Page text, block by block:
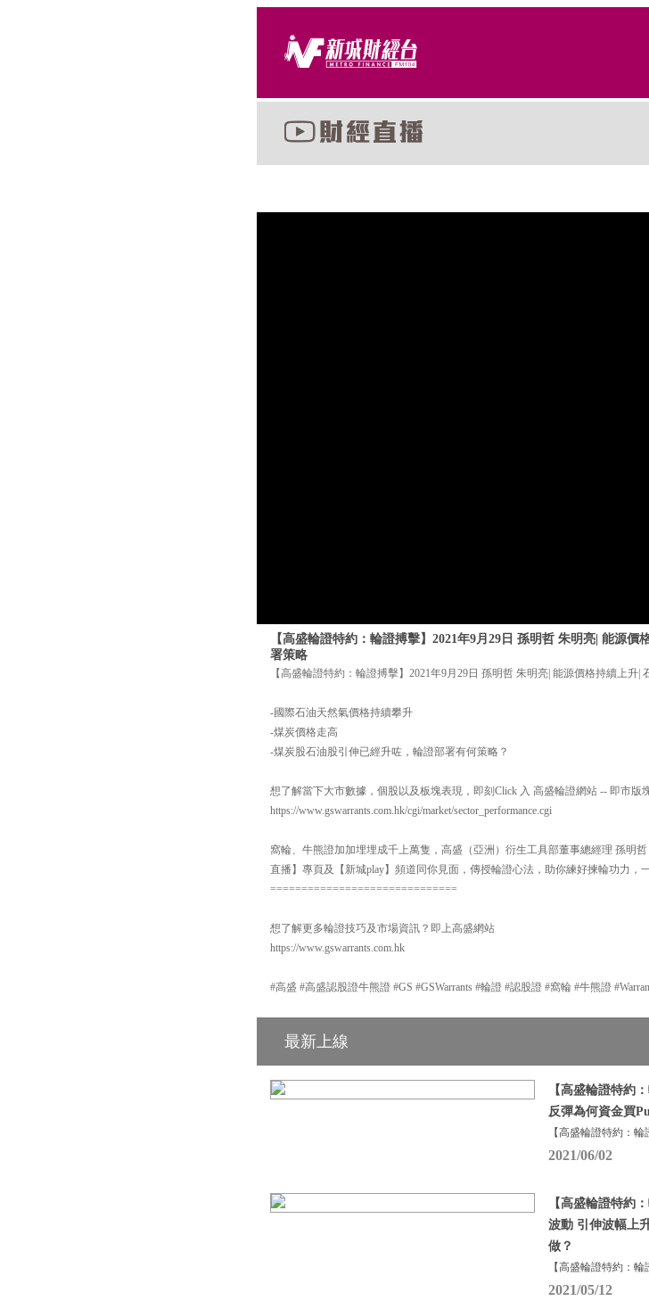
【高盛輪證特約：輪證搏擊】2021年9月29日 孫明哲 朱明亮| 能源
署策略
【高盛輪證特約：輪證搏擊】2021年9月29日 孫明哲 朱明亮| 能源價格持續上升
-國際石油天然氣價格持續攀升
-煤炭價格走高
-煤炭股石油股引伸已經升咗，輪證部署有何策略？
想了解當下大市數據，個股以及板塊表現，即刻Click 入 高盛輪證網站 -- 即市版
https://www.gswarrants.com.hk/cgi/market/sector_performance.cgi
窩輪、牛熊證加加埋埋成千上萬隻，高盛（亞洲）衍生工具部董事總經理 孫明
直播】專頁及【新城play】頻道同你見面，傳授輪證心法，助你練好揀輪功力，
==============================
想了解更多輪證技巧及市場資訊？即上高盛網站
https://www.gswarrants.com.hk
#高盛 #高盛認股證牛熊證 #GS #GSWarrants #輪證 #認股證 #窩輪 #牛熊證
最新上線
【高盛輪證特約
反彈為何資金買
【高盛輪證特約：
2021/06/02
【高盛輪證特約
波動 引伸波幅上
做？
【高盛輪證特約：
2021/05/12